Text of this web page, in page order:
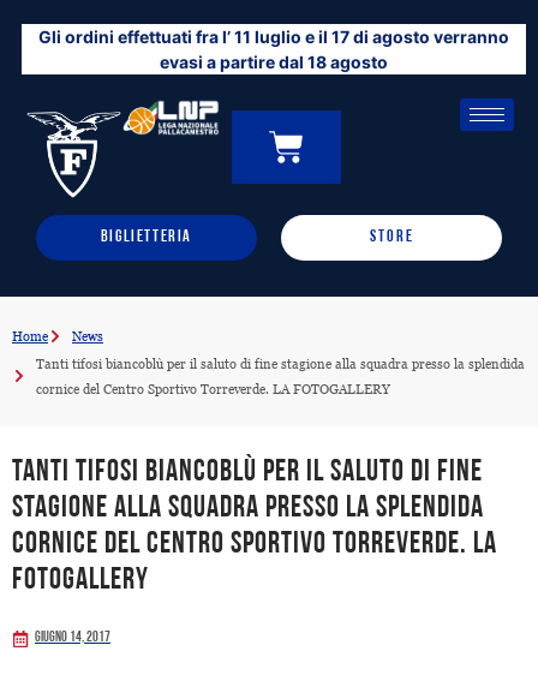
contenuto
Gli ordini effettuati fra l’ 11 luglio e il 17 di agosto verranno
evasi a partire dal 18 agosto
0
CARRELLO
BIGLIETTERIA STORE
Home
News
Tanti tifosi biancoblù per il saluto di fine stagione alla squadra presso la splendida
cornice del Centro Sportivo Torreverde. LA FOTOGALLERY
Tanti tifosi biancoblù per il saluto di fine
stagione alla squadra presso la splendida
cornice del Centro Sportivo Torreverde. LA
FOTOGALLERY
Giugno 14, 2017